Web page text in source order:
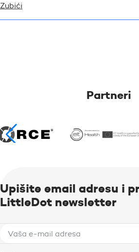
Zubići
Partneri
Upišite email adresu i
LittleDot newsletter